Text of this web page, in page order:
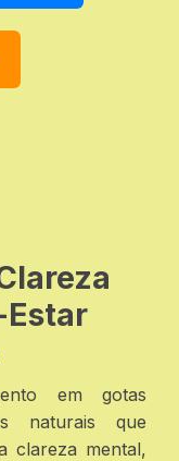
em gotas
naturais que
clareza mental,